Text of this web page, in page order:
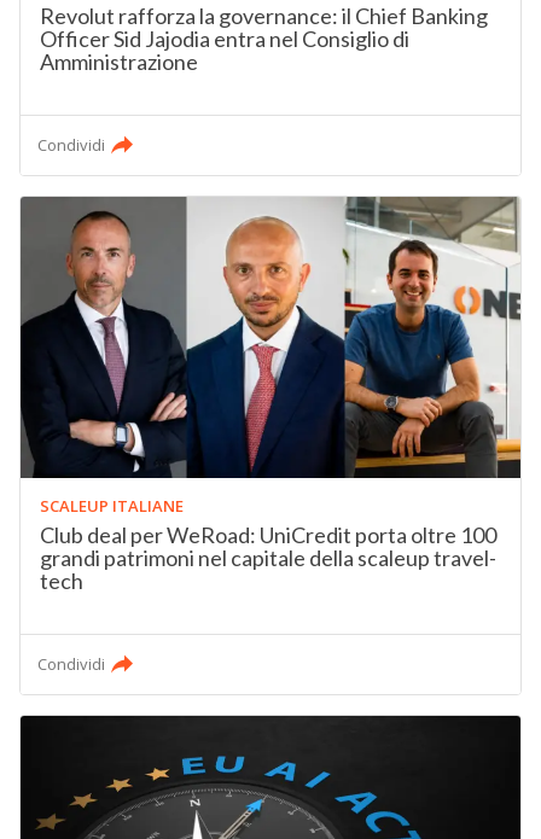
Revolut rafforza la governance: il Chief Banking
Officer Sid Jajodia entra nel Consiglio di
Amministrazione
Condividi
SCALEUP ITALIANE
Club deal per WeRoad: UniCredit porta oltre 100
grandi patrimoni nel capitale della scaleup travel-
tech
Condividi